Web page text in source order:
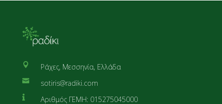
 Ράχες, Μεσσηνία, Ελλάδα
 sotiris@radiki.com
 Αριθμός ΓΕΜΗ: 015275045000